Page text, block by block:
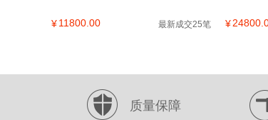
¥11800.00 最新成交25笔 ¥
质量保障